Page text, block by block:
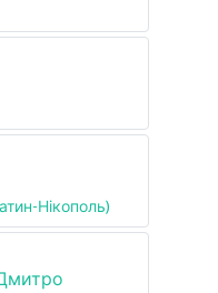
Нікополь)